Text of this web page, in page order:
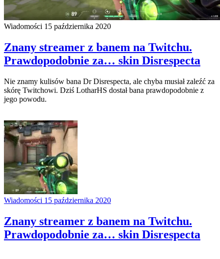
Wiadomości 15 października 2020
Znany streamer z banem na Twitchu.
Prawdopodobnie za… skin Disrespecta
Nie znamy kulisów bana Dr Disrespecta, ale chyba musiał zaleźć za
skórę Twitchowi. Dziś LotharHS dostał bana prawdopodobnie z
jego powodu.
Wiadomości 15 października 2020
Znany streamer z banem na Twitchu.
Prawdopodobnie za… skin Disrespecta